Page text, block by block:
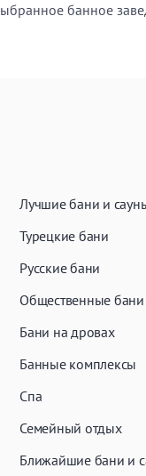
банное
Лучшие бани и
Турецкие бани
Русские бани
Общественные бани
Бани на дровах
Банные комплексы
Спа
Семейный отдых
Ближайшие бани и